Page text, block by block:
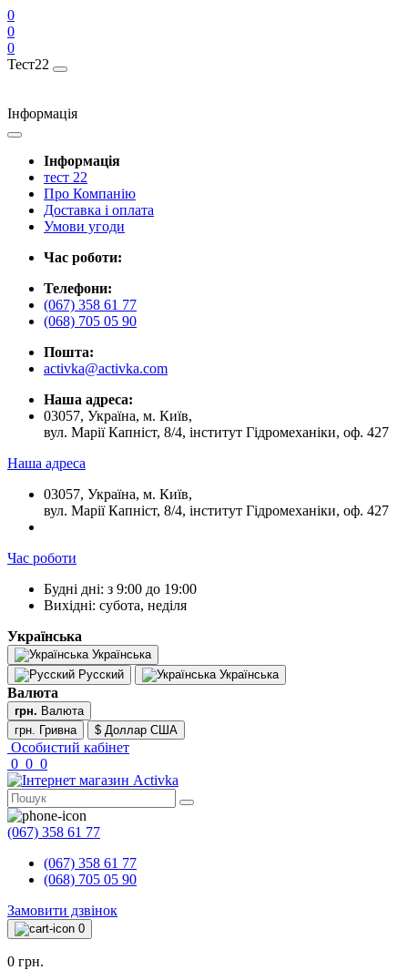
0
0
0
Тест22
Інформація
Інформація
тест 22
Про Компанію
Доставка і оплата
Умови угоди
Час роботи:
Телефони:
(067) 358 61 77
(068) 705 05 90
Пошта:
activka@activka.com
Наша адреса:
03057, Україна, м. Київ,
вул. Марії Капніст, 8/4, інститут Гідромеханіки, оф. 427
Наша адреса
03057, Україна, м. Київ,
вул. Марії Капніст, 8/4, інститут Гідромеханіки, оф. 427
Час роботи
Будні дні: з 9:00 до 19:00
Вихідні: субота, неділя
Українська
Українська
Русский
Українська
Валюта
грн. Валюта
грн. Гривна
$ Доллар США
Особистий кабінет
0 0 0
(067) 358 61 77
(067) 358 61 77
(068) 705 05 90
Замовити дзвінок
0
0 грн.